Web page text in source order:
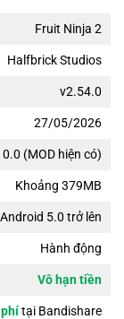
Fruit Ninja 2
Halfbrick Studios
v2.54.0
27/05/2026
(MOD hiện có)
Khoảng 379MB
Android 5.0 trở lên
Hành động
Vô hạn tiền
tại Bandishare